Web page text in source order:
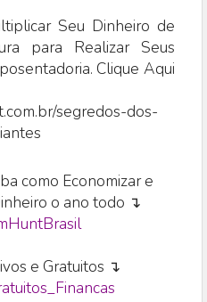
Seu Dinheiro de
para Realizar Seus
Clique Aqui
segredos-dos-
como Economizar e
o ano todo ↴
e Gratuitos ↴